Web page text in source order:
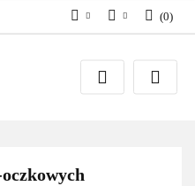
PLNZaloguj się
Załóż konto
(0)